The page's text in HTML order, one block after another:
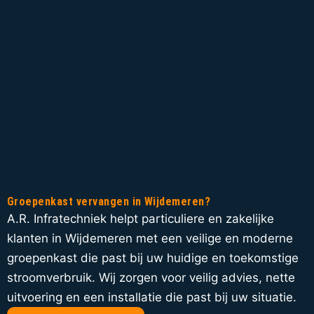
Groepenkast vervangen in Wijdemeren?
A.R. Infratechniek helpt particuliere en zakelijke
klanten in Wijdemeren met een veilige en moderne
groepenkast die past bij uw huidige en toekomstige
stroomverbruik. Wij zorgen voor veilig advies, nette
uitvoering en een installatie die past bij uw situatie.